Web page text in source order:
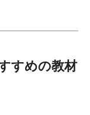
すめの教材